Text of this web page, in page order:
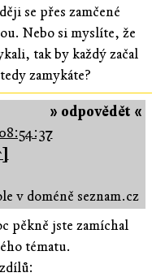
se přes zamčené
Nebo si myslíte, že
tak by každý začal
zamykáte?
» odpovědět «
v doméně seznam.cz
pěkně jste zamíchal
tématu.